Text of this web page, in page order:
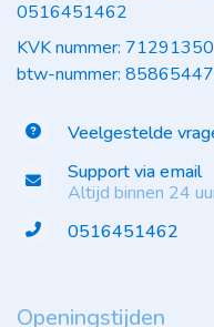
0516451462
KVK nummer: 71291350
btw-nummer:
Veelgestelde
Support via email
Altijd binnen 24
0516451462
Openingstijden